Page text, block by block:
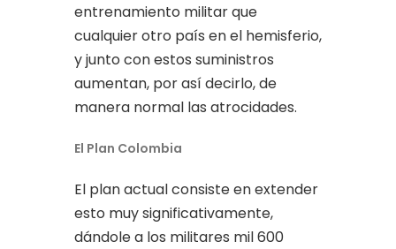
entrenamiento militar que
cualquier otro país en el hemisferio,
y junto con estos suministros
aumentan, por así decirlo, de
manera normal las atrocidades.
El Plan Colombia
El plan actual consiste en extender
esto muy significativamente,
dándole a los militares mil 600